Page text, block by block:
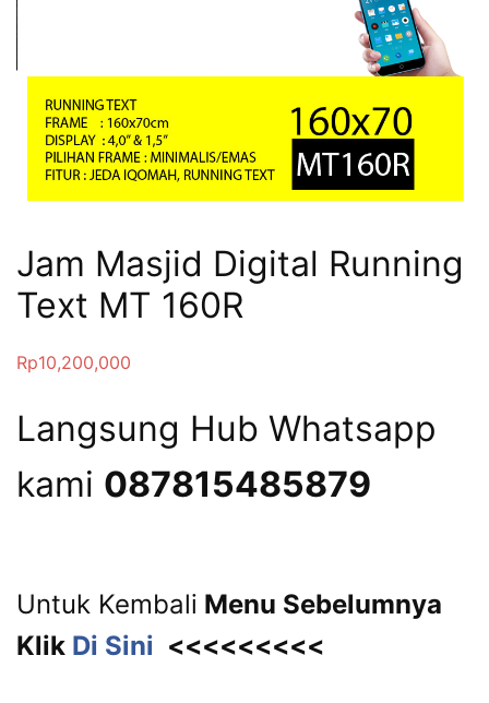
Jam Masjid Digital Running
Text MT 160R
Rp10,200,000
Langsung Hub Whatsapp
kami 087815485879
Untuk Kembali Menu Sebelumnya
Klik Di Sini <<<<<<<<<